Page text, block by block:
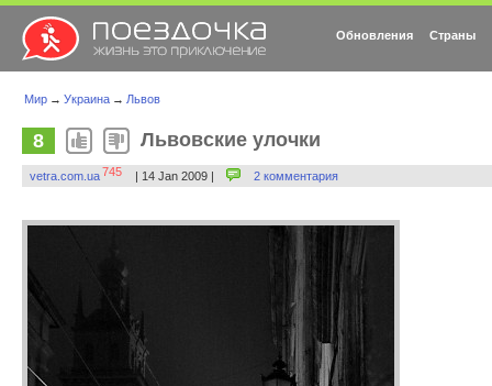
Обновления Страны
Мир → Украина → Львов
8 Львовские улочки
vetra.com.ua745 | 14 Jan 2009 | 2 комментария